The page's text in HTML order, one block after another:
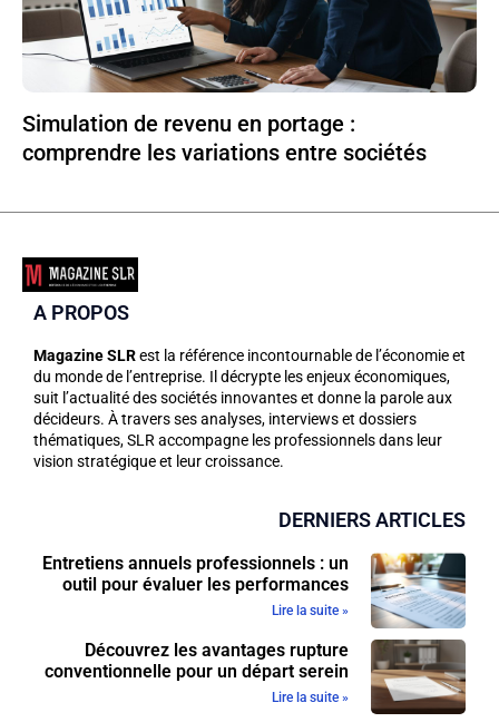
Simulation de revenu en portage :
comprendre les variations entre sociétés
A PROPOS
Magazine SLRest la référence incontournable de l’économie et
du monde de l’entreprise. Il décrypte les enjeux économiques,
suit l’actualité des sociétés innovantes et donne la parole aux
décideurs. À travers ses analyses, interviews et dossiers
thématiques, SLR accompagne les professionnels dans leur
vision stratégique et leur croissance.
DERNIERS ARTICLES
Entretiens annuels professionnels : un
outil pour évaluer les performances
Lire la suite »
Découvrez les avantages rupture
conventionnelle pour un départ serein
Lire la suite »